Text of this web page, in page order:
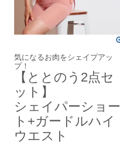
気になるお肉をシェイプアッ
プ！
【ととのう2点セ
ット】
シェイパーショー
ト+ガードルハイ
ウエスト